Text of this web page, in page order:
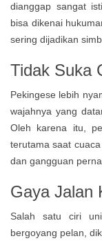
dianggap sangat
bisa dikenai
sering dijadikan
Tidak Suka
Pekingese lebih
wajahnya yang
Oleh karena itu,
terutama saat
dan gangguan
Gaya Jalan
Salah satu ciri
bergoyang pelan,